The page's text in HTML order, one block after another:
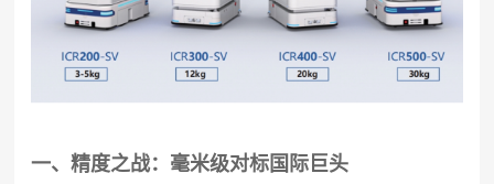
一、精度之战：毫米级对标国际巨头